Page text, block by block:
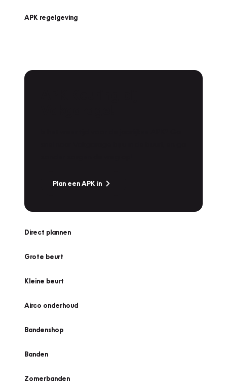
APK regelgeving
Plan een APK in
Direct plannen
Grote beurt
Kleine beurt
Airco onderhoud
Bandenshop
Banden
Zomerbanden